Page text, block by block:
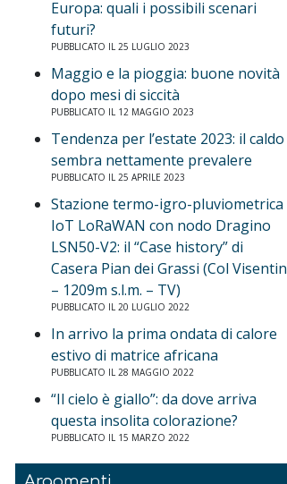
Europa: quali i possibili scenari
futuri?
PUBBLICATO IL 25 LUGLIO 2023
Maggio e la pioggia: buone novità
dopo mesi di siccità
PUBBLICATO IL 12 MAGGIO 2023
Tendenza per l’estate 2023: il caldo
sembra nettamente prevalere
PUBBLICATO IL 25 APRILE 2023
Stazione termo-igro-pluviometrica
IoT LoRaWAN con nodo Dragino
LSN50-V2: il “Case history” di
Casera Pian dei Grassi (Col Visentin
– 1209m s.l.m. – TV)
PUBBLICATO IL 20 LUGLIO 2022
In arrivo la prima ondata di calore
estivo di matrice africana
PUBBLICATO IL 28 MAGGIO 2022
“Il cielo è giallo”: da dove arriva
questa insolita colorazione?
PUBBLICATO IL 15 MARZO 2022